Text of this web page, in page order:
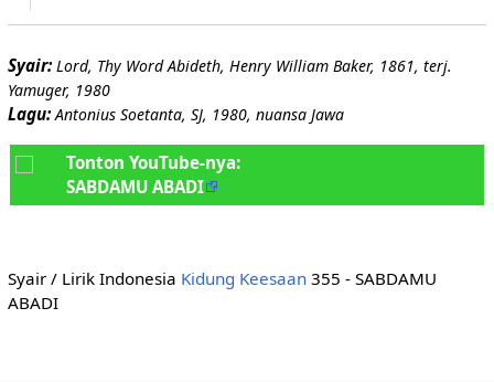
Syair: Lord, Thy Word Abideth, Henry William Baker, 1861, terj.
Yamuger, 1980
Lagu: Antonius Soetanta, SJ, 1980, nuansa Jawa
Tonton YouTube-nya:
SABDAMU ABADI
Syair / Lirik Indonesia Kidung Keesaan355 - SABDAMU
ABADI